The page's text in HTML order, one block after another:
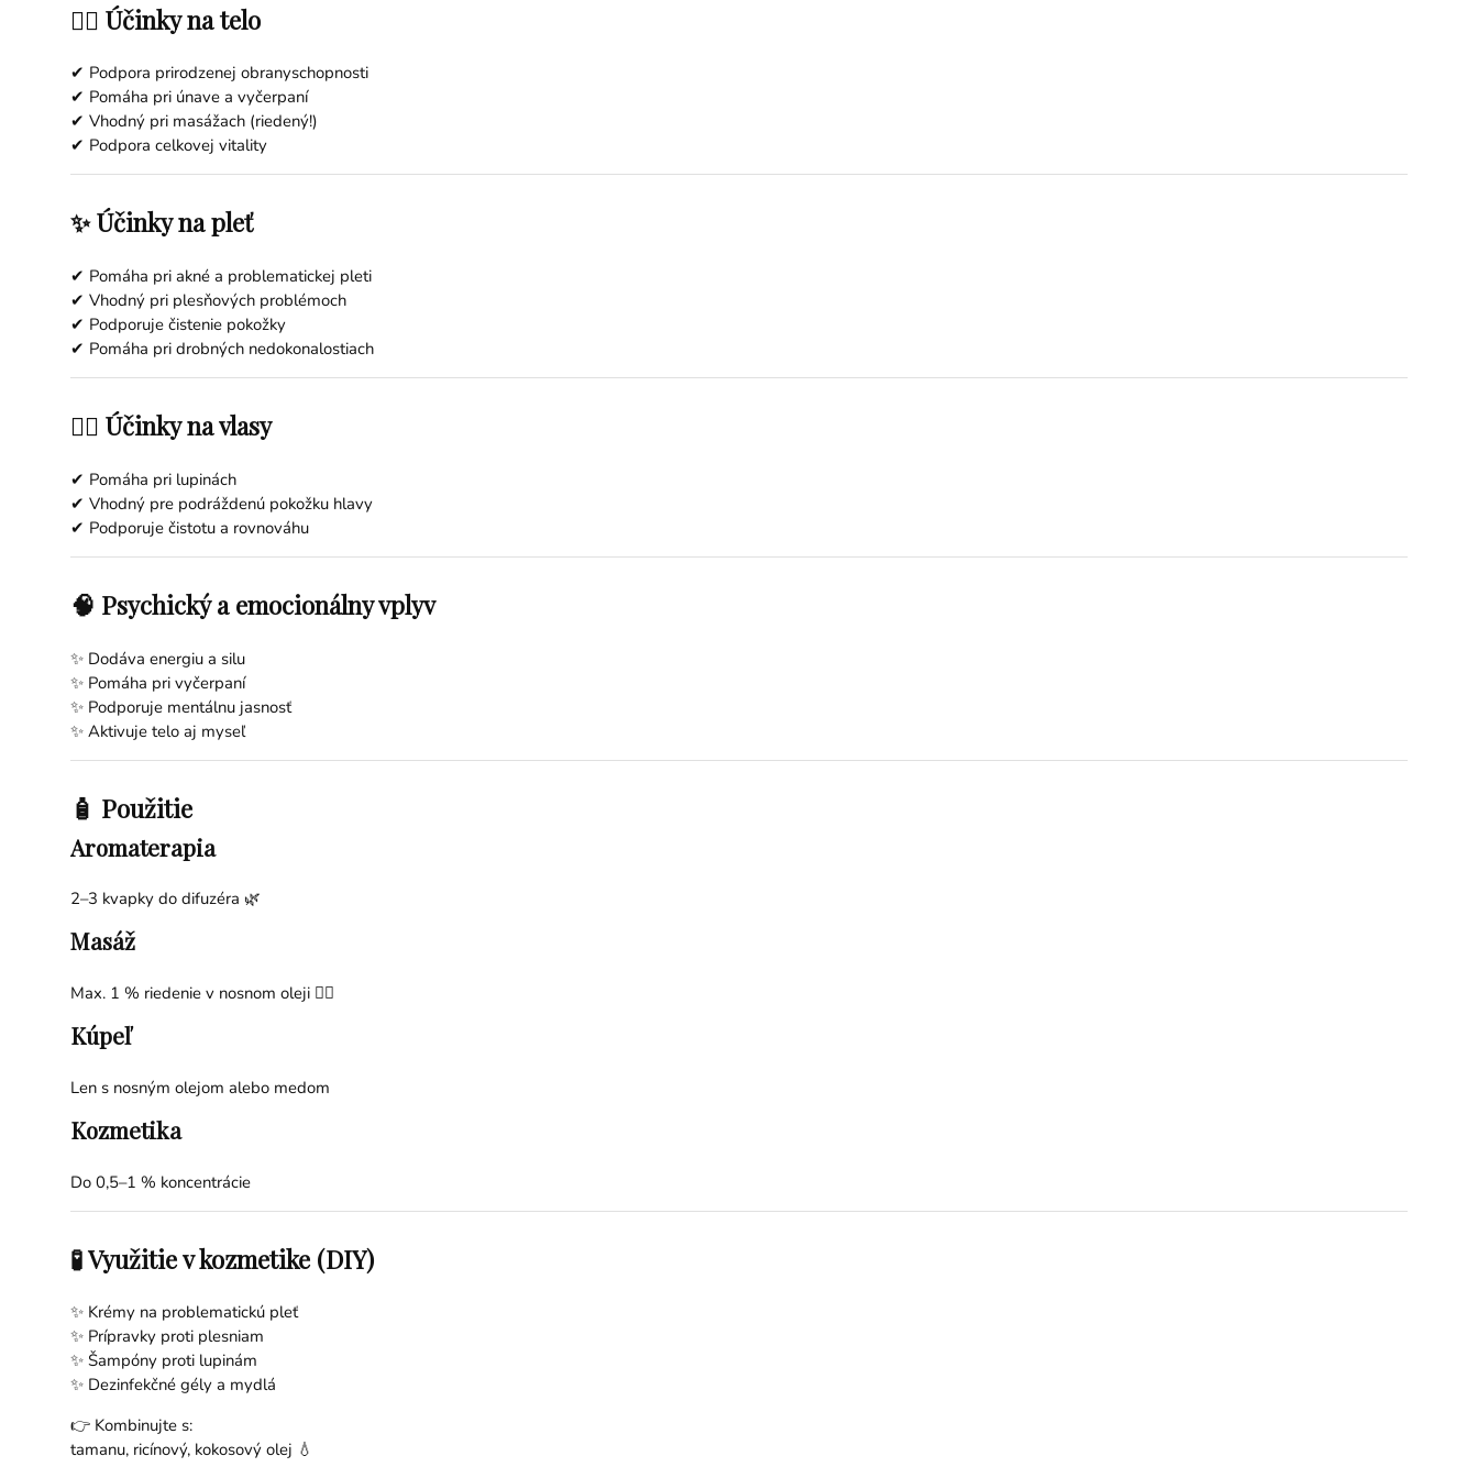
💆‍♀️ Účinky na telo
✔ Podpora prirodzenej obranyschopnosti
✔ Pomáha pri únave a vyčerpaní
✔ Vhodný pri masážach (riedený!)
✔ Podpora celkovej vitality
✨ Účinky na pleť
✔ Pomáha pri akné a problematickej pleti
✔ Vhodný pri plesňových problémoch
✔ Podporuje čistenie pokožky
✔ Pomáha pri drobných nedokonalostiach
💇‍♀️ Účinky na vlasy
✔ Pomáha pri lupinách
✔ Vhodný pre podráždenú pokožku hlavy
✔ Podporuje čistotu a rovnováhu
🧠 Psychický a emocionálny vplyv
✨ Dodáva energiu a silu
✨ Pomáha pri vyčerpaní
✨ Podporuje mentálnu jasnosť
✨ Aktivuje telo aj myseľ
🧴 Použitie
Aromaterapia
2–3 kvapky do difuzéra 🌿
Masáž
Max. 1 % riedenie v nosnom oleji 💆‍♀️
Kúpeľ
Len s nosným olejom alebo medom
Kozmetika
Do 0,5–1 % koncentrácie
🧪 Využitie v kozmetike (DIY)
✨ Krémy na problematickú pleť
✨ Prípravky proti plesniam
✨ Šampóny proti lupinám
✨ Dezinfekčné gély a mydlá
👉 Kombinujte s:
tamanu, ricínový, kokosový olej 💧